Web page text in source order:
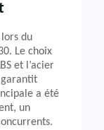
lors du
Le choix
et l’acier
garantit
a été
un